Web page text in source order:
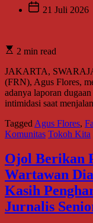
21 Juli 2026
2 min read
JAKARTA,
(FRN), Agus Flores,
adanya laporan
intimidasi saat
Tagged Agus Flores,
Komunitas Tokoh Kita
Ojol Berikan
Wartawan
Kasih
Jurnalis